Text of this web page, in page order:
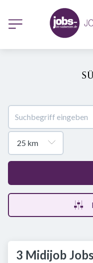
3 Midijob